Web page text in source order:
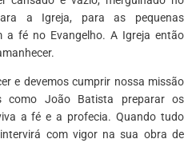
a Igreja, para as pequenas
a fé no Evangelho. A Igreja então
e devemos cumprir nossa missão
como João Batista preparar os
a fé e a profecia. Quando tudo
com vigor na sua obra de